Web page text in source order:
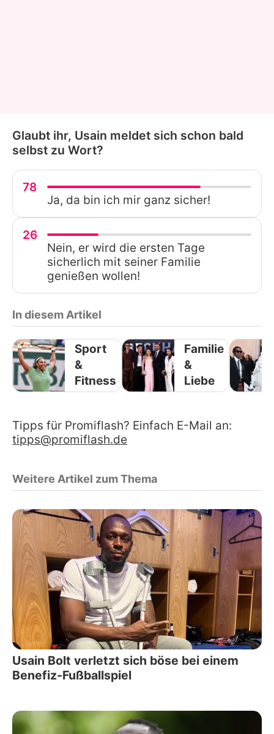
Glaubt ihr, Usain meldet sich schon bald
selbst zu Wort?
78
Ja, da bin ich mir ganz sicher!
26
Nein, er wird die ersten Tage
sicherlich mit seiner Familie
genießen wollen!
In diesem Artikel
Sport
&
Fitness
Familie
&
Liebe
Tipps für Promiflash? Einfach E-Mail an:
tipps@promiflash.de
Weitere Artikel zum Thema
Usain Bolt verletzt sich böse bei einem
Benefiz-Fußballspiel